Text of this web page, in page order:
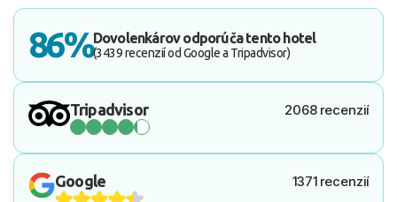
86%Dovolenkárov odporúča tento hotel
(3439 recenzií od Google a Tripadvisor)
Tripadvisor 2068 recenzií
Google 1371 recenzií